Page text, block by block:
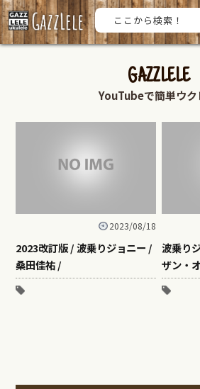
GAZZLELE
YouTubeで簡単ウク
2023/08/18
2023改訂版 / 波乗りジョニー /
桑田佳祐 /
波乗り
ザン・